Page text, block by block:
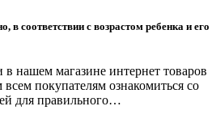
соответствии с возрастом ребенка и его
нашем магазине интернет товаров
покупателям ознакомиться со
для правильного…